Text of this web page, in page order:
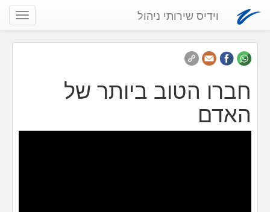
שנה
וידיס שירותי ניהול
חברו הטוב ביותר של
האדם